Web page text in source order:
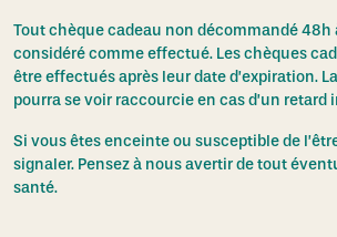
Tout chèque cadeau non décommandé 48h
considéré comme effectué. Les chèques
être effectués après leur date d’expiration.
pourra se voir raccourcie en cas d’un retard
Si vous êtes enceinte ou susceptible de
signaler. Pensez à nous avertir de tout
santé.